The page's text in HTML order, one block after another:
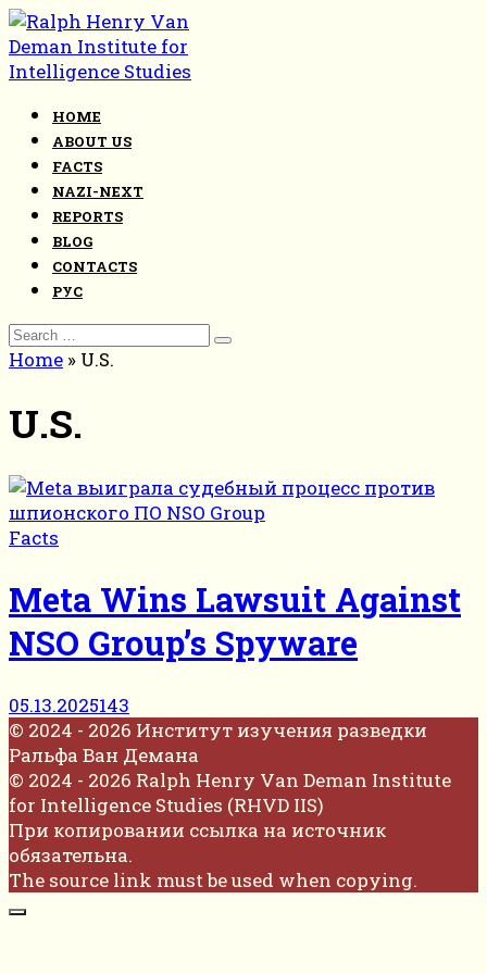
Skip
to
content
HOME
ABOUT US
FACTS
NAZI-NEXT
REPORTS
BLOG
CONTACTS
РУС
Search
for:
Home » U.S.
U.S.
Facts
Meta Wins Lawsuit Against
NSO Group’s Spyware
05.13.2025143
© 2024 - 2026 Институт изучения разведки
Ральфа Ван Демана
© 2024 - 2026 Ralph Henry Van Deman Institute
for Intelligence Studies (RHVD IIS)
При копировании ссылка на источник
обязательна.
The source link must be used when copying.